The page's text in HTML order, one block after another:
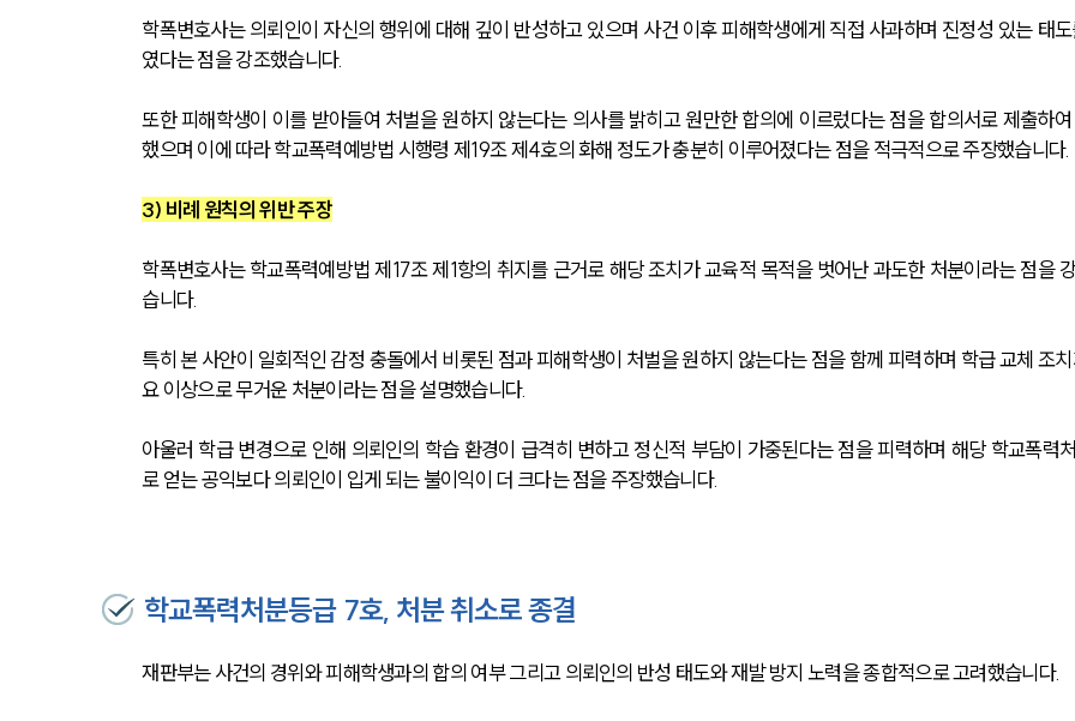
학폭변호사는 의뢰인이 자신의 행위에 대해 깊이 반성하고 있으며 사건 이후 피해학생에게 직접 사과하며 진정성 있는 태
였다는 점을 강조했습니다.
또한 피해학생이 이를 받아들여 처벌을 원하지 않는다는 의사를 밝히고 원만한 합의에 이르렀다는 점을 합의서로 제출하
했으며 이에 따라 학교폭력예방법 시행령 제19조 제4호의 화해 정도가 충분히 이루어졌다는 점을 적극적으로 주장했습니다.
3) 비례 원칙의 위반 주장
학폭변호사는 학교폭력예방법 제17조 제1항의 취지를 근거로 해당 조치가 교육적 목적을 벗어난 과도한 처분이라는 점을
습니다.
특히 본 사안이 일회적인 감정 충돌에서 비롯된 점과 피해학생이 처벌을 원하지 않는다는 점을 함께 피력하며 학급 교체 조치
요 이상으로 무거운 처분이라는 점을 설명했습니다.
아울러 학급 변경으로 인해 의뢰인의 학습 환경이 급격히 변하고 정신적 부담이 가중된다는 점을 피력하며 해당 학교폭력
로 얻는 공익보다 의뢰인이 입게 되는 불이익이 더 크다는 점을 주장했습니다.
학교폭력처분등급 7호, 처분 취소로 종결
재판부는 사건의 경위와 피해학생과의 합의 여부 그리고 의뢰인의 반성 태도와 재발 방지 노력을 종합적으로 고려했습니다.